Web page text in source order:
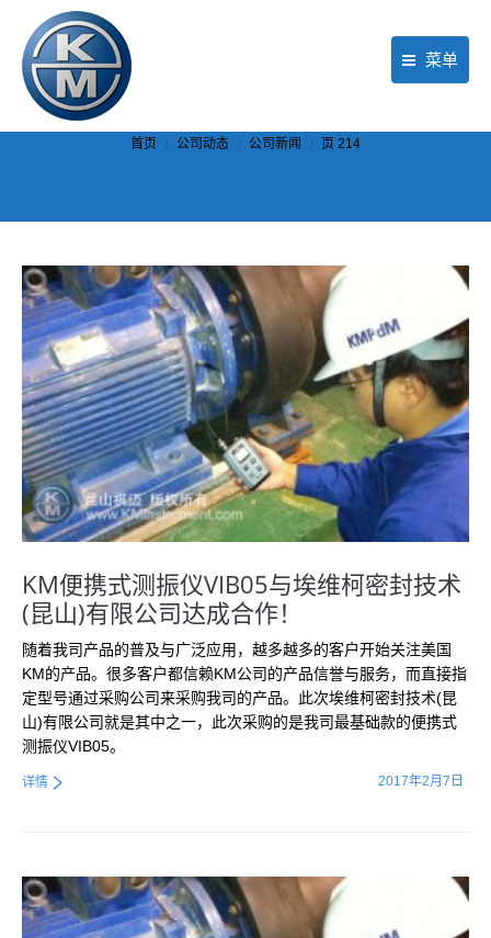
菜单
首页
行业应用
现场服务
公司动态
关于KM
联络我们
你在这里：
首页 公司动态 公司新闻 页 214
KM便携式测振仪VIB05与埃维柯密封技术
(昆山)有限公司达成合作！
随着我司产品的普及与广泛应用，越多越多的客户开始关注美国
KM的产品。很多客户都信赖KM公司的产品信誉与服务，而直接指
定型号通过采购公司来采购我司的产品。此次埃维柯密封技术(昆
山)有限公司就是其中之一，此次采购的是我司最基础款的便携式
测振仪VIB05。
2017年2月7日
详情